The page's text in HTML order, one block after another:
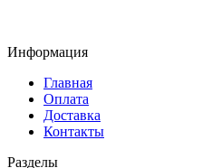
Информация
Главная
Оплата
Доставка
Контакты
Разделы